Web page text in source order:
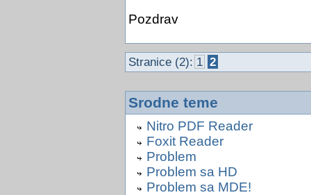
Pozdrav
Stranice (2): 1 2
Srodne teme
Nitro PDF Reader
Foxit Reader
Problem
Problem sa HD
Problem sa MDE!